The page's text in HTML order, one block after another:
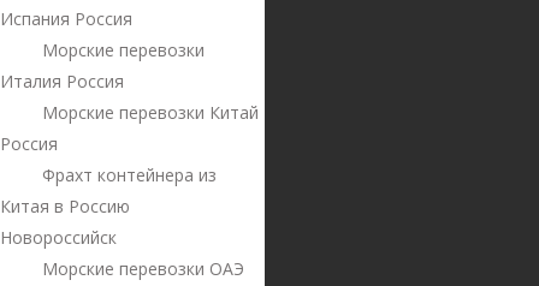
Испания Россия
Морские перевозки
Италия Россия
Морские перевозки Китай
Россия
Фрахт контейнера из
Китая в Россию
Новороссийск
Морские перевозки ОАЭ